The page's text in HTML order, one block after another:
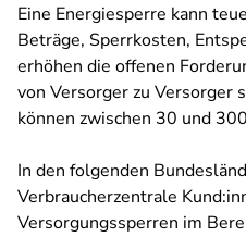
Eine Energiesperre kann
Beträge, Sperrkosten,
erhöhen die offenen
von Versorger zu Versorger
können zwischen 30 und
In den folgenden
Verbraucherzentrale
Versorgungssperren im